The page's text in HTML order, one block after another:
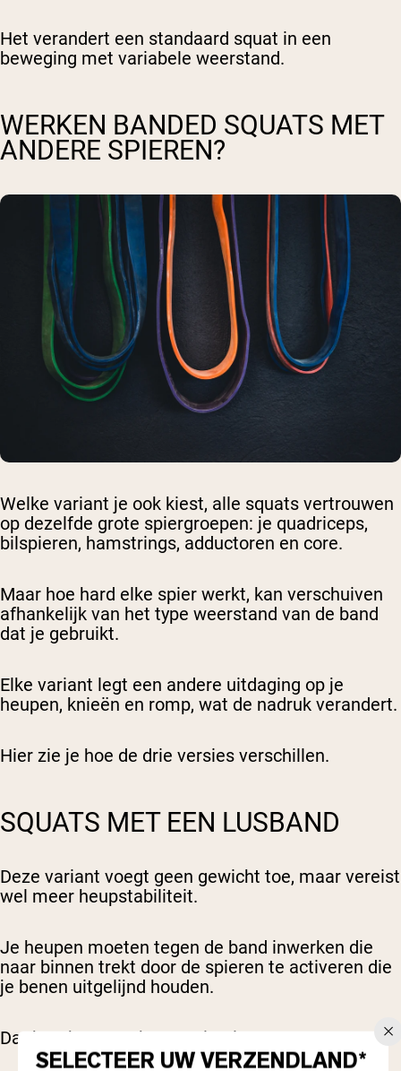
Het verandert een standaard squat in een
beweging met variabele weerstand.
WERKEN BANDED SQUATS MET
ANDERE SPIEREN?
Welke variant je ook kiest, alle squats vertrouwen
op dezelfde grote spiergroepen: je quadriceps,
bilspieren, hamstrings, adductoren en core.
Maar hoe hard elke spier werkt, kan verschuiven
afhankelijk van het type weerstand van de band
dat je gebruikt.
Elke variant legt een andere uitdaging op je
heupen, knieën en romp, wat de nadruk verandert.
Hier zie je hoe de drie versies verschillen.
SQUATS MET EEN LUSBAND
Deze variant voegt geen gewicht toe, maar vereist
wel meer heupstabiliteit.
Je heupen moeten tegen de band inwerken die
naar binnen trekt door de spieren te activeren die
je benen uitgelijnd houden.
Dat betekent sterkere activatie van:
SELECTEER UW VERZENDLAND*